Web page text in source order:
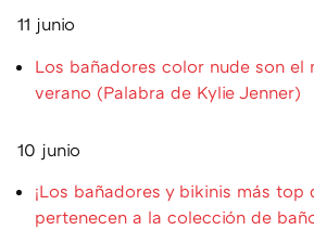
11 junio
Los bañadores color nude son el
verano (Palabra de Kylie Jenner)
10 junio
¡Los bañadores y bikinis más top
pertenecen a la colección de